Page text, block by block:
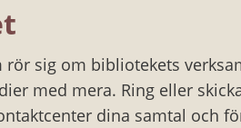
sig om bibliotekets
med mera. Ring eller
dina samtal och